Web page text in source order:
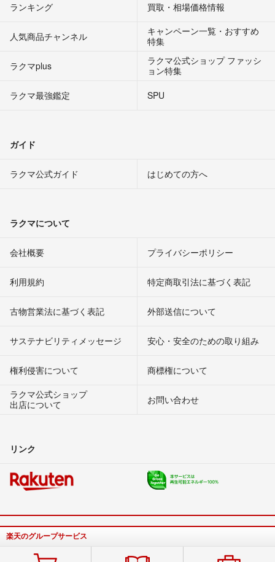
ランキング 買取・相場価格情報
人気商品チャンネル
キャンペーン一覧・おすすめ
特集
ラクマplus
ラクマ公式ショップ ファッシ
ョン特集
ラクマ最強鑑定
SPU
ガイド
ラクマ公式ガイド はじめての方へ
ラクマについて
会社概要 プライバシーポリシー
利用規約 特定商取引法に基づく表記
古物営業法に基づく表記 外部送信について
サステナビリティメッセージ 安心・安全のための取り組み
権利侵害について
商標権について
ラクマ公式ショップ
出店について
お問い合わせ
リンク
楽天のグループサービス